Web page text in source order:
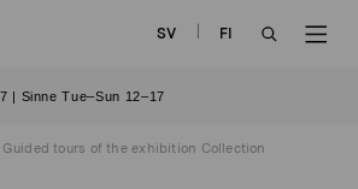
SV
FI
| Sinne Tue–Sun 12–17
Guided tours of the exhibition Collection